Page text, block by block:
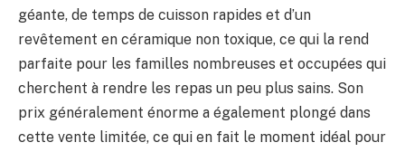
géante, de temps de cuisson rapides et d’un
revêtement en céramique non toxique, ce qui la rend
parfaite pour les familles nombreuses et occupées qui
cherchent à rendre les repas un peu plus sains. Son
prix généralement énorme a également plongé dans
cette vente limitée, ce qui en fait le moment idéal pour